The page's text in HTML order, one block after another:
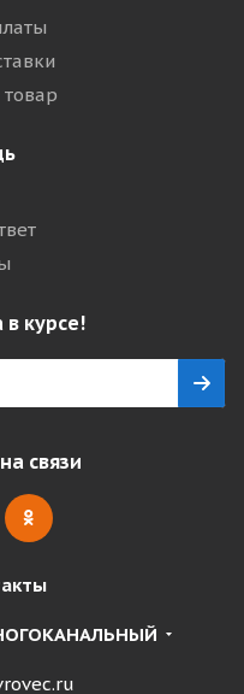
товар
в курсе!
связи